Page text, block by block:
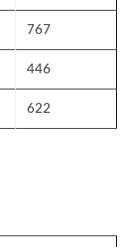
767
446
622